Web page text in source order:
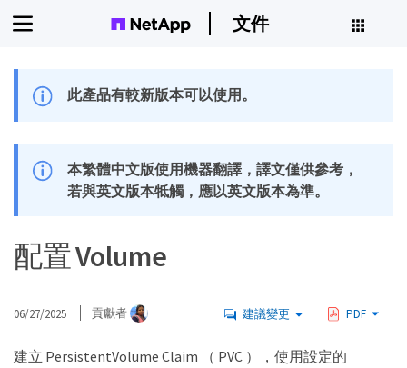
文件
此產品有較新版本可以使用。
本繁體中文版使用機器翻譯，譯文僅供參考，
若與英文版本牴觸，應以英文版本為準。
配置 Volume
06/27/2025 貢獻者 建議變更 PDF
建立 PersistentVolume Claim （ PVC ），使用設定的